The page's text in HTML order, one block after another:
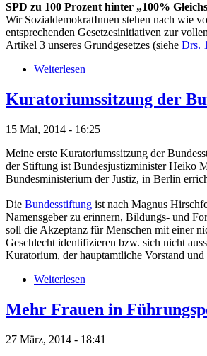
SPD zu 100 Prozent hinter „100%
Wir SozialdemokratInnen stehen nach wie
entsprechenden Gesetzesinitiativen zur
Artikel 3 unseres Grundgesetzes (siehe Drs.
Weiterlesen
Kuratoriumssitzung der
15 Mai, 2014 - 16:25
Meine erste Kuratoriumssitzung der
der Stiftung ist Bundesjustizminister Heiko
Bundesministerium der Justiz, in Berlin
Die Bundesstiftung ist nach Magnus
Namensgeber zu erinnern, Bildungs- und
soll die Akzeptanz für Menschen mit einer
Geschlecht identifizieren bzw. sich nicht
Kuratorium, der hauptamtliche Vorstand
Weiterlesen
Mehr Frauen in
27 März, 2014 - 18:41